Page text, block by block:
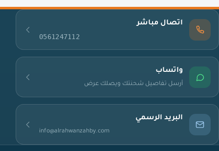
اتصال مباشر
0561247112
واتساب
أرسل تفاصيل شحنتك ويصلك عرض
البريد الرسمي
info@alrahwanzahby.com